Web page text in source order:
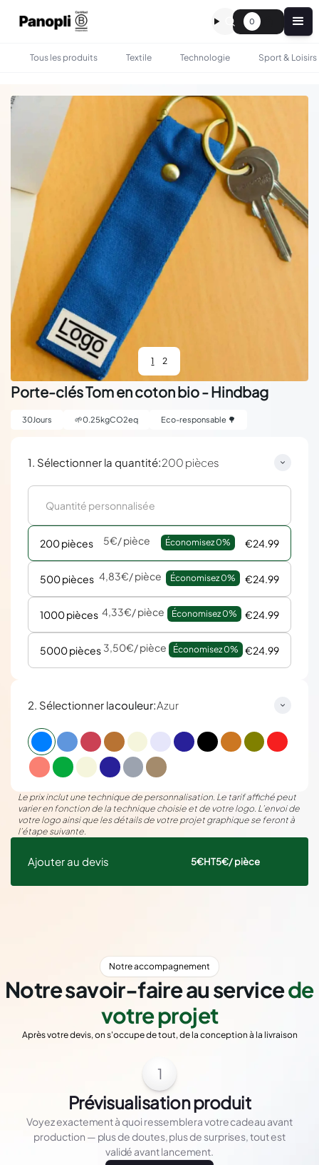
0
Tous les produits Textile Technologie Sport & Loisirs
1 2
Porte-clés Tom en coton bio - Hindbag
30Jours 🌱0.25kgCO2eq Eco-responsable 🌳
1. Sélectionner la quantité:200 pièces
200 pièces 5€/ pièce Économisez 0% €24.99
500 pièces 4,83€/ pièce Économisez 0% €24.99
1000 pièces 4,33€/ pièce Économisez 0% €24.99
5000 pièces 3,50€/ pièce Économisez 0% €24.99
2. Sélectionner lacouleur:Azur
Le prix inclut une technique de personnalisation. Le tarif affiché peut
varier en fonction de la technique choisie et de votre logo. L’envoi de
votre logo ainsi que les détails de votre projet graphique se feront à
l’étape suivante.
Ajouter au devis 5€HT5€/ pièce
Notre accompagnement
Notre savoir-faire au servicede
votre projet
Après votre devis, on s'occupe de tout, de la conception à la livraison
1
Prévisualisation produit
Voyez exactement à quoi ressemblera votre cadeau avant
production — plus de doutes, plus de surprises, tout est
validé avant lancement.